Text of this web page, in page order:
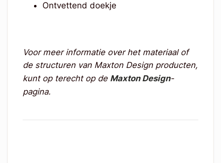
Ontvettend doekje
Voor meer informatie over het materiaal of
de structuren van Maxton Design producten,
kunt op terecht op de Maxton Design-
pagina.